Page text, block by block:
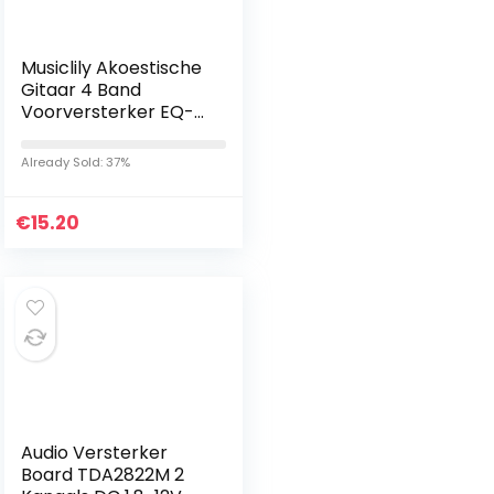
Musiclily Akoestische
Gitaar 4 Band
Voorversterker EQ-
Pickup
Already Sold: 37%
€15.20
Audio Versterker
Board TDA2822M 2